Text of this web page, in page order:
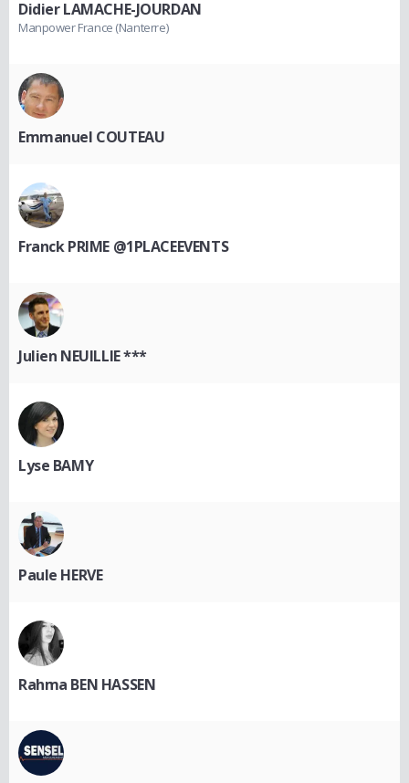
Didier LAMACHE-JOURDAN
Manpower France (Nanterre)
Emmanuel COUTEAU
Franck PRIME @1PLACEEVENTS
Julien NEUILLIE ***
Lyse BAMY
Paule HERVE
Rahma BEN HASSEN